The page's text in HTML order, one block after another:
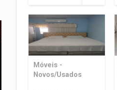
Móveis -
Novos/Usados